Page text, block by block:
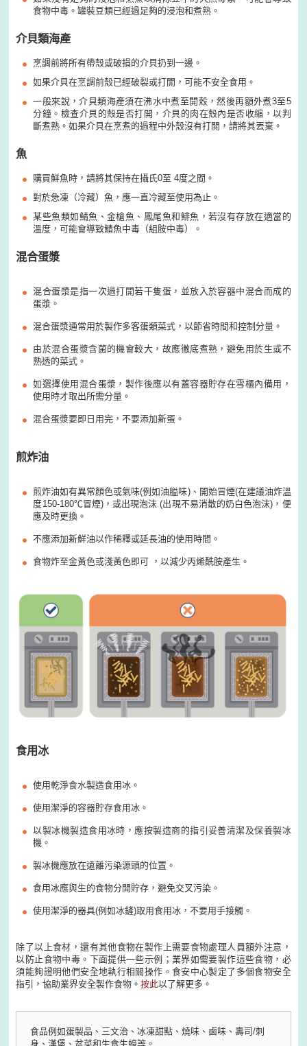
食物中毒。罐裝豆類已經過足夠的浸泡和煮熟。
介貝類海產
烹調前將所有帶殼或破損的介貝扔到一邊。
如果介貝在烹調前殼已經破裂或打開，可能不安全食用。
一般來說，介貝類海產須在沸水中煮至開殼，然後再額外煮3至5
分鐘。檢查介貝的殼是否打開，介貝的肉在殼內是否收縮，以判
斷煮熟。如果介貝在烹煮的過程中外殼沒有打開，請將其丟棄。
魚
購買鮮魚時，請將其保持在攝氏0至 4度之間。
對於急凍（冷藏）魚，應一直冷藏至使用為止。
某些魚類如鯖魚、金槍魚、鳳尾魚和鯡魚，若沒有存放在適當的
溫度，可能會導致鯖魚中毒（組胺中毒）。
混合蛋漿
混合蛋漿是指一次過打開若干隻蛋，並放入於容器中混合而成的
蛋漿。
混合蛋漿通常用於製作多客蛋類菜式，以節省時間和控制分量。
由於混合蛋漿含菌的機會較大，故應徹底煮熟，避免用於生或不
熟透的菜式。
如選擇使用混合蛋漿，製作後應以有蓋容器貯存在雪櫃內備用，
使用時才取出所需分量。
混合蛋漿要即日用完，不要添加新蛋。
煎炸油
煎炸油如有異常顏色或氣味(例如油膉味)、開始冒煙(在建議油炸溫
度150-180℃冒煙)，或出現泡沫 (出現不易消散的奶白色泡沫)，便
應及時更換。
不應添加新鮮油以作稀釋或延長油的使用時間。
食物炸至金黃色或淺黃色即可 ，以減少丙烯酰胺產生。
食用冰
使用乾淨食水製造食用冰。
使用潔淨的容器貯存食用冰。
以製冰機製造食用冰時，應按製造商的指引妥善清潔及保養製冰
機。
製冰機應放在遠離污染源頭的位置。
食用冰應與生的食物分開貯存，避免交叉污染。
使用潔淨的器具(例如冰鏟)取用食用冰，不要用手接觸。
除了以上食材，還有其他食物在製作上需要食物處理人員額外注意，
以防止食物中毒。下面提供一些示例；業界如需要製作這些食物，必
須能夠證明他們安全地執行相關操作。食安中心製定了多個食物安全
指引，協助業界安全製作食物。按此以了解更多。
食品例如蛋製品、三文治、冰凍甜點、燒味、鹵味、壽司/刺
身、漢堡、盆菜和生食生蠔等。